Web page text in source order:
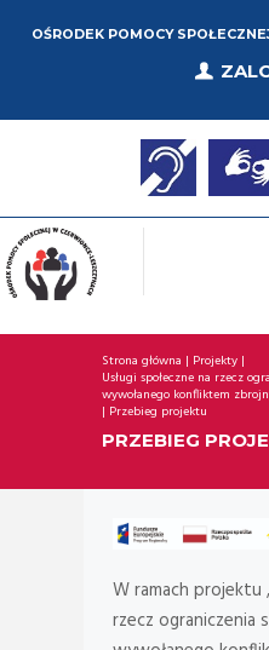
OŚRODEK POMOCY
Strona główna
Projekty
Usługi społeczne na rzecz
wywołanego konfliktem
Przebieg projektu
PRZEBIEG
W ramach projektu
rzecz ograniczenia